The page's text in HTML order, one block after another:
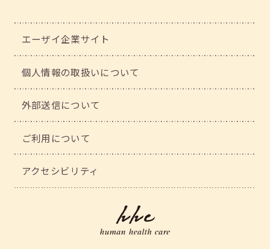
エーザイ企業サイト
個人情報の取扱いについて
外部送信について
ご利用について
アクセシビリティ